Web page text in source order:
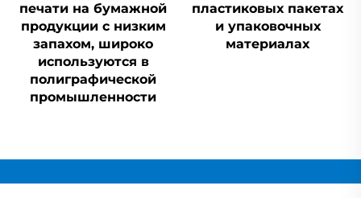
печати на бумажной
продукции с низким
запахом, широко
используются в
полиграфической
промышленности
пластиковых пакетах
и упаковочных
материалах